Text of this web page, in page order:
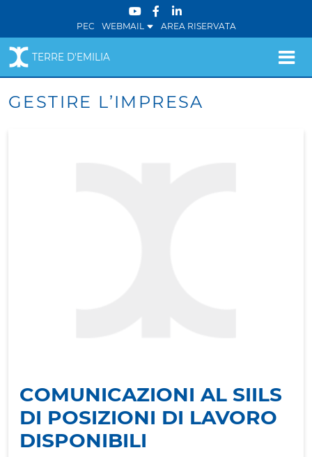
PEC WEBMAIL AREA RISERVATA
TERRE D'EMILIA
GESTIRE L’IMPRESA
COMUNICAZIONI AL SIILS
DI POSIZIONI DI LAVORO
DISPONIBILI